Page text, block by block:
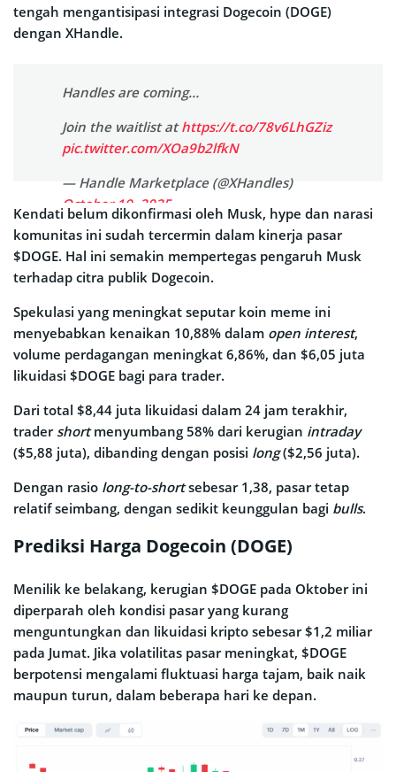
tengah mengantisipasi integrasi Dogecoin (DOGE)
dengan XHandle.
Handles are coming…
Join the waitlist athttps://t.co/78v6LhGZiz
pic.twitter.com/XOa9b2lfkN
— Handle Marketplace (@XHandles)
October 19, 2025
Kendati belum dikonfirmasi oleh Musk, hype dan narasi
komunitas ini sudah tercermin dalam kinerja pasar
$DOGE. Hal ini semakin mempertegas pengaruh Musk
terhadap citra publik Dogecoin.
Spekulasi yang meningkat seputar koin meme ini
menyebabkan kenaikan 10,88% dalam open interest,
volume perdagangan meningkat 6,86%, dan $6,05 juta
likuidasi $DOGE bagi para trader.
Dari total $8,44 juta likuidasi dalam 24 jam terakhir,
trader shortmenyumbang 58% dari kerugian intraday
($5,88 juta), dibanding dengan posisi long($2,56 juta).
Dengan rasio long-to-shortsebesar 1,38, pasar tetap
relatif seimbang, dengan sedikit keunggulan bagi bulls.
Prediksi Harga Dogecoin (DOGE)
Menilik ke belakang, kerugian $DOGE pada Oktober ini
diperparah oleh kondisi pasar yang kurang
menguntungkan dan likuidasi kripto sebesar $1,2 miliar
pada Jumat. Jika volatilitas pasar meningkat, $DOGE
berpotensi mengalami fluktuasi harga tajam, baik naik
maupun turun, dalam beberapa hari ke depan.